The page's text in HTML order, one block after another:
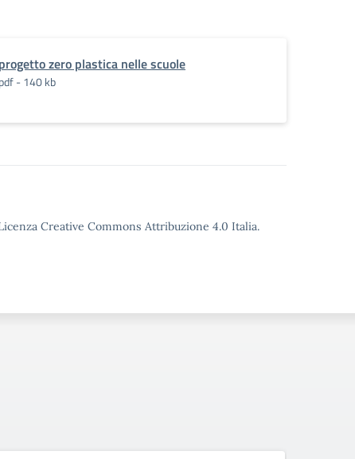
progetto zero plastica nelle scuole
pdf - 140 kb
Creative Commons Attribuzione 4.0 Italia.